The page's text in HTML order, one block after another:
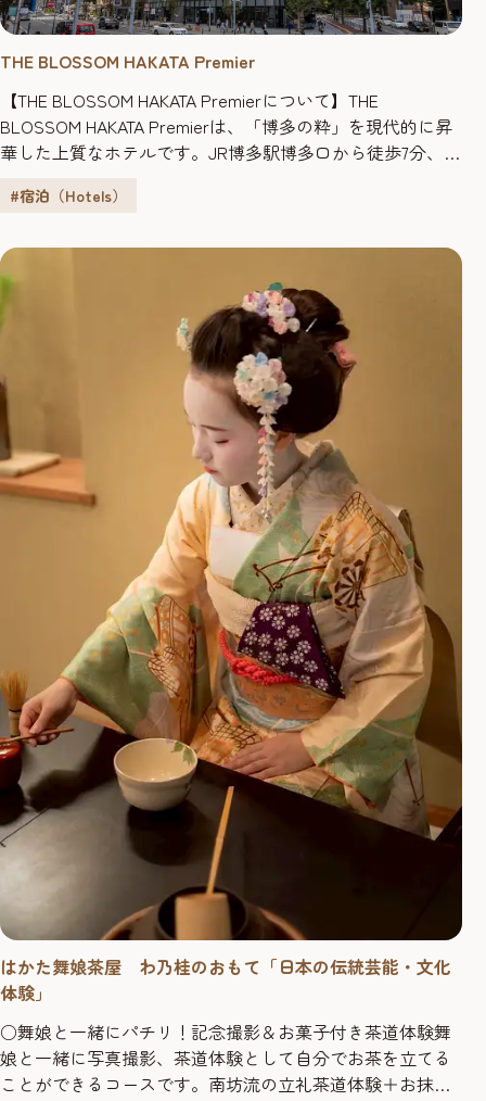
THE BLOSSOM HAKATA Premier
【THE BLOSSOM HAKATA Premierについて】THE
BLOSSOM HAKATA Premierは、「博多の粋」を現代的に昇
華した上質なホテルです。JR博多駅博多口から徒歩7分、地
立地にありながら、館内にはレストラン、大浴場、フィッ
LOUNGE」（HAKATAフロアご...
#宿泊（Hotels）
はかた舞娘茶屋 わ乃桂のおもて「日本の伝統芸能・文化
体験」
○舞娘と一緒にパチリ！記念撮影＆お菓子付き茶道体験舞
娘と一緒に写真撮影、茶道体験として自分でお茶を立てる
ことができるコースです。南坊流の立礼茶道体験＋お抹茶